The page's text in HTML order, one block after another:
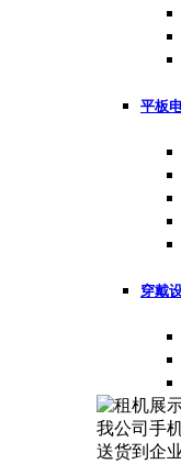
平板
穿戴
我公司手
送货到企